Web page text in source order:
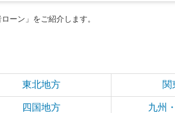
ーン」をご紹介します。
東北地方 関
四国地方 九州